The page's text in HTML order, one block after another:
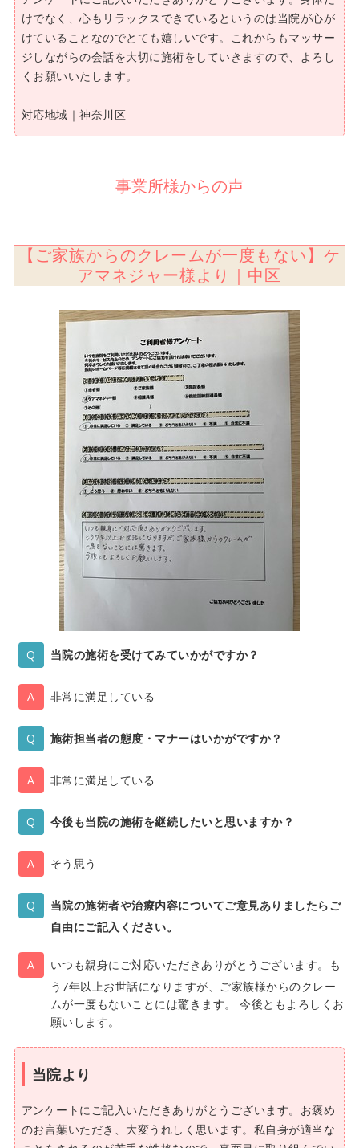
けでなく、心もリラックスできているというのは当院が心が
けていることなのでとても嬉しいです。これからもマッサー
ジしながらの会話を大切に施術をしていきますので、よろし
くお願いいたします。
対応地域｜神奈川区
事業所様からの声
【ご家族からのクレームが一度もない】ケ
アマネジャー様より｜中区
当院の施術を受けてみていかがですか？
非常に満足している
施術担当者の態度・マナーはいかがですか？
非常に満足している
今後も当院の施術を継続したいと思いますか？
そう思う
当院の施術者や治療内容についてご意見ありましたらご
自由にご記入ください。
いつも親身にご対応いただきありがとうございます。も
う7年以上お世話になりますが、ご家族様からのクレー
ムが一度もないことには驚きます。 今後ともよろしくお
願いします。
当院より
アンケートにご記入いただきありがとうございます。お褒め
のお言葉いただき、大変うれしく思います。私自身が適当な